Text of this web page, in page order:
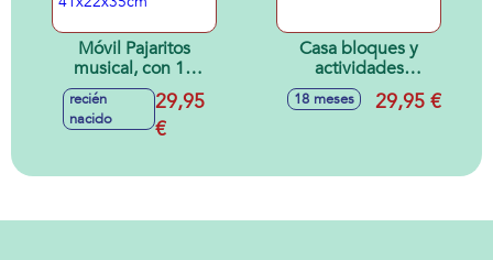
Móvil Pajaritos
musical, con 10
canciones
relajantes y modo
silencio, ajustable
recién
nacido
29,95
€
Casa bloques y
actividades
infantiles con luces
y sonidos
18 meses 29,95 €